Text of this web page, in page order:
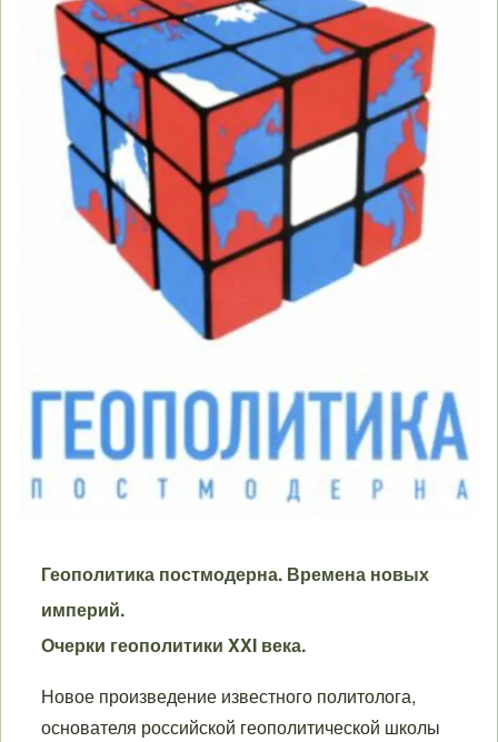
Геополитика постмодерна. Времена новых
империй.
Очерки геополитики XXI века.
Новое произведение известного политолога,
основателя российской геополитической школы